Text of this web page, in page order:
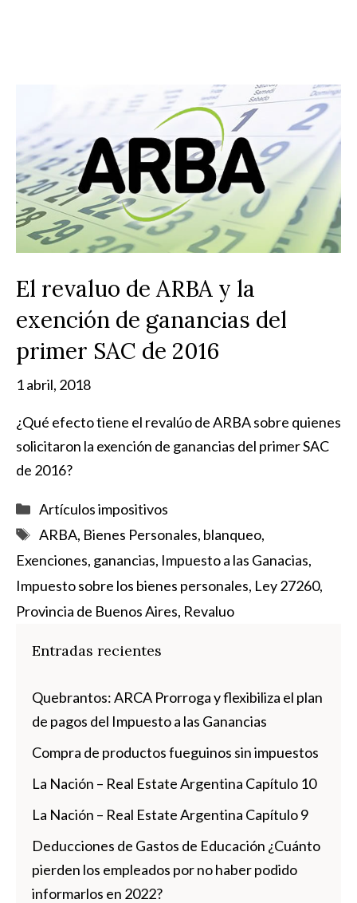
El revaluo de ARBA y la
exención de ganancias del
primer SAC de 2016
1 abril, 2018
¿Qué efecto tiene el revalúo de ARBA sobre quienes
solicitaron la exención de ganancias del primer SAC
de 2016?
Categorías
Artículos impositivos
Etiquetas
ARBA, Bienes Personales, blanqueo,
Exenciones, ganancias, Impuesto a las Ganacias,
Impuesto sobre los bienes personales, Ley 27260,
Provincia de Buenos Aires, Revaluo
Entradas recientes
Quebrantos: ARCA Prorroga y flexibiliza el plan
de pagos del Impuesto a las Ganancias
Compra de productos fueguinos sin impuestos
La Nación – Real Estate Argentina Capítulo 10
La Nación – Real Estate Argentina Capítulo 9
Deducciones de Gastos de Educación ¿Cuánto
pierden los empleados por no haber podido
informarlos en 2022?